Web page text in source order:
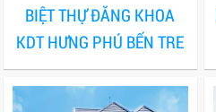
BIỆT THỰ ĐĂNG KHOA
KDT HƯNG PHÚ BẾN TRE